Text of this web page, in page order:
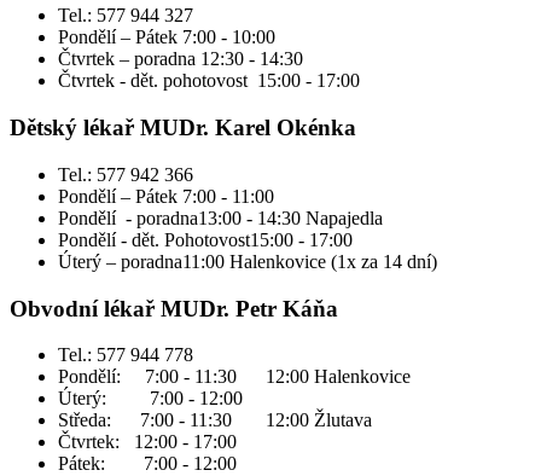
Tel.: 577 944 327
Pondělí – Pátek 7:00 - 10:00
Čtvrtek – poradna 12:30 - 14:30
Čtvrtek - dět. pohotovost 15:00 - 17:00
Dětský lékař MUDr. Karel Okénka
Tel.: 577 942 366
Pondělí – Pátek 7:00 - 11:00
Pondělí - poradna13:00 - 14:30 Napajedla
Pondělí - dět. Pohotovost15:00 - 17:00
Úterý – poradna11:00 Halenkovice (1x za 14 dní)
Obvodní lékař MUDr. Petr Káňa
Tel.: 577 944 778
Pondělí: 7:00 - 11:30 12:00 Halenkovice
Úterý: 7:00 - 12:00
Středa: 7:00 - 11:30 12:00 Žlutava
Čtvrtek: 12:00 - 17:00
Pátek: 7:00 - 12:00